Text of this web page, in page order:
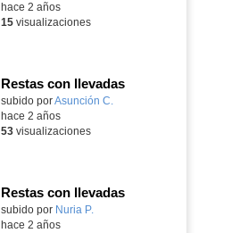
hace 2 años
15visualizaciones
Restas con llevadas
Contenido educativo.
subido porAsunción C.
hace 2 años
53visualizaciones
Restas con llevadas
Contenido educativo.
subido por Nuria P.
hace 2 años